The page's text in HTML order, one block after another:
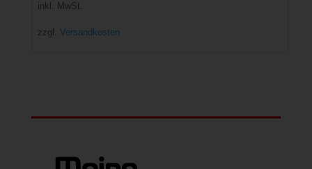
inkl. MwSt.
zzgl. Versandkosten